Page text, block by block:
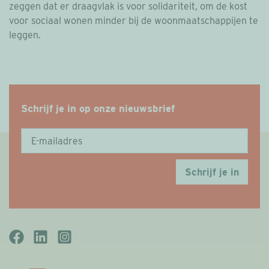
zeggen dat er draagvlak is voor solidariteit, om de kost
voor sociaal wonen minder bij de woonmaatschappijen te
leggen.
Schrijf je in op onze nieuwsbrief
Schrijf je in